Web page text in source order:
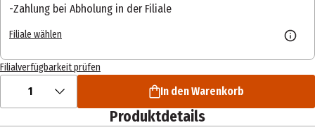
Zahlung bei Abholung in der Filiale
Filiale wählen
Filialverfügbarkeit prüfen
1 In den Warenkorb
Produktdetails